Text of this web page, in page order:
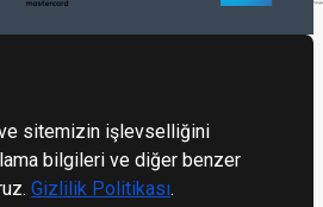
sitemizin işlevselliğini
bilgileri ve diğer benzer
Gizlilik Politikası.